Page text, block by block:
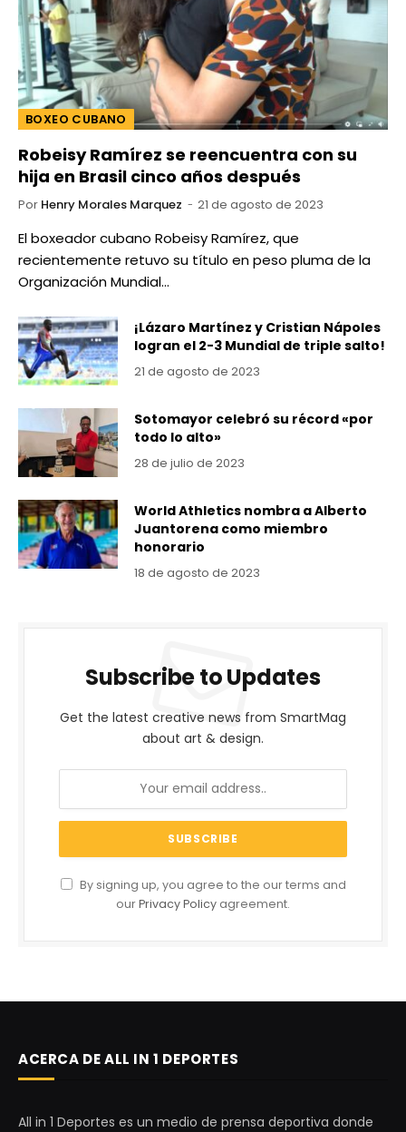
BOXEO CUBANO
Robeisy Ramírez se reencuentra con su
hija en Brasil cinco años después
Por Henry Morales Marquez 21 de agosto de 2023
El boxeador cubano Robeisy Ramírez, que
recientemente retuvo su título en peso pluma de la
Organización Mundial…
¡Lázaro Martínez y Cristian Nápoles
logran el 2-3 Mundial de triple salto!
21 de agosto de 2023
Sotomayor celebró su récord «por
todo lo alto»
28 de julio de 2023
World Athletics nombra a Alberto
Juantorena como miembro
honorario
18 de agosto de 2023
Subscribe to Updates
Get the latest creative news from SmartMag
about art & design.
By signing up, you agree to the our terms and
ourPrivacy Policy agreement.
ACERCA DE ALL IN 1 DEPORTES
All in 1 Deportes es un medio de prensa deportiva donde